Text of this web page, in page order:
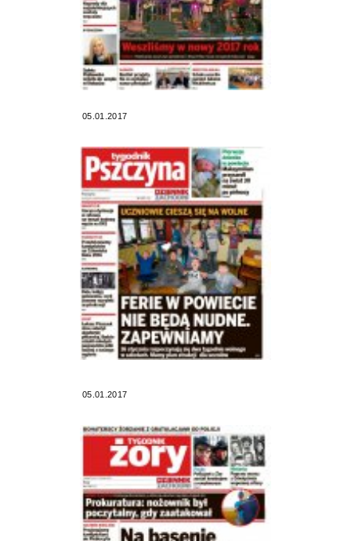
05.01.2017
05.01.2017